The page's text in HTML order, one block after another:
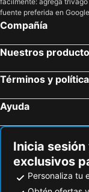
fuente preferida en
Compañía
Nuestros
Términos y
Ayuda
Inicia
exclusivos
Personaliza tu